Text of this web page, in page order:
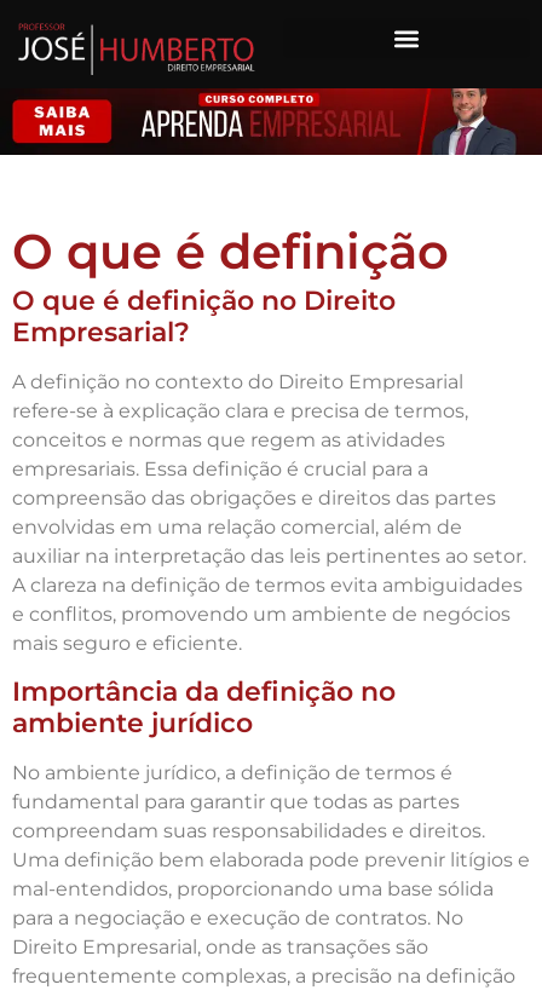
O que é definição
O que é definição no Direito
Empresarial?
A definição no contexto do Direito Empresarial
refere-se à explicação clara e precisa de termos,
conceitos e normas que regem as atividades
empresariais. Essa definição é crucial para a
compreensão das obrigações e direitos das partes
envolvidas em uma relação comercial, além de
auxiliar na interpretação das leis pertinentes ao setor.
A clareza na definição de termos evita ambiguidades
e conflitos, promovendo um ambiente de negócios
mais seguro e eficiente.
Importância da definição no
ambiente jurídico
No ambiente jurídico, a definição de termos é
fundamental para garantir que todas as partes
compreendam suas responsabilidades e direitos.
Uma definição bem elaborada pode prevenir litígios e
mal-entendidos, proporcionando uma base sólida
para a negociação e execução de contratos. No
Direito Empresarial, onde as transações são
frequentemente complexas, a precisão na definição